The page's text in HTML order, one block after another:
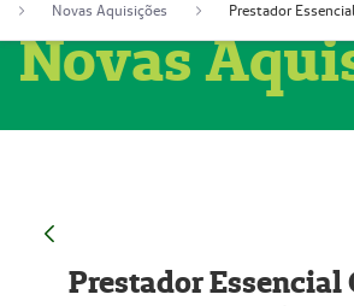
Novas Aquisições
Novas
Prestador Essencial